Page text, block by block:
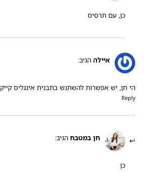
כן, עם תרסיס
איילה הגיב:
הי חן, יש אפשרות להשתנש בתבנית אינגליס קייק 30×25
Reply
חן במטבח הגיב:
כן